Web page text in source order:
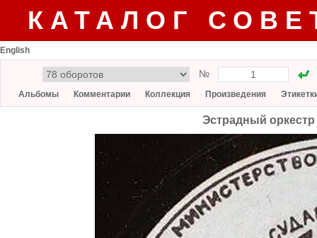
КАТАЛОГ
English
№
Альбомы Комментарии Коллекция Произведения
Эстрадный